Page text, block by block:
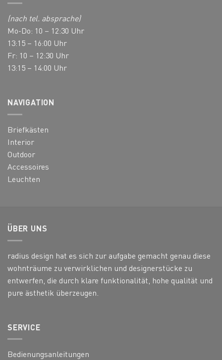
(nach tel. absprache)
Mo-Do: 10 – 12:30 Uhr
13:15 – 16:00 Uhr
Fr: 10 – 12:30 Uhr
13:15 – 14:00 Uhr
NAVIGATION
Briefkästen
Interior
Outdoor
Accessoires
Leuchten
ÜBER UNS
radius design hat es sich zur aufgabe gemacht genau diese
wohnträume zu verwirklichen und designerstücke zu
entwerfen, die durch klare funktionalität, hohe qualität und
pure ästhetik überzeugen.
SERVICE
Bedienungsanleitungen